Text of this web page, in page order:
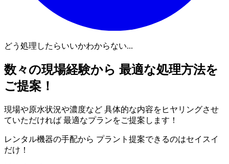
どう処理したらいいかわからない...
数々の現場経験から 最適な処理方法を
ご提案！
現場や原水状況や濃度など 具体的な内容をヒヤリングさせ
ていただければ 最適なプランをご提案します！
レンタル機器の手配から プラント提案できるのはセイスイ
だけ！